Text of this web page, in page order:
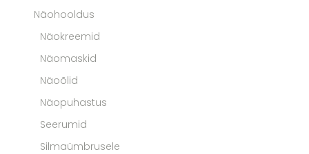
Näohooldus
Näokreemid
Näomaskid
Näoõlid
Näopuhastus
Seerumid
Silmaümbrusele